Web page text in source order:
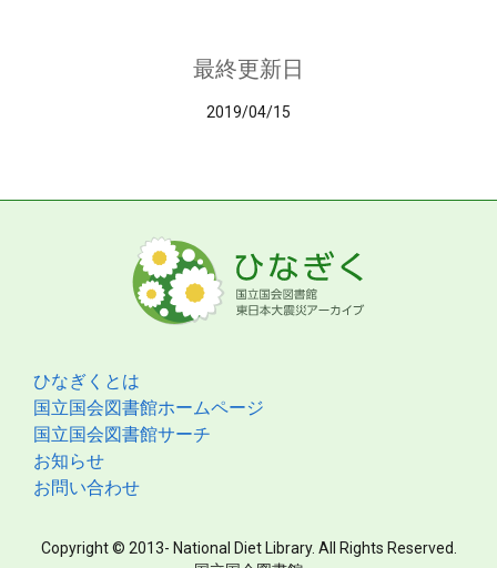
最終更新日
2019/04/15
ひなぎくとは
国立国会図書館ホームページ
国立国会図書館サーチ
お知らせ
お問い合わせ
Copyright © 2013- National Diet Library. All Rights Reserved.